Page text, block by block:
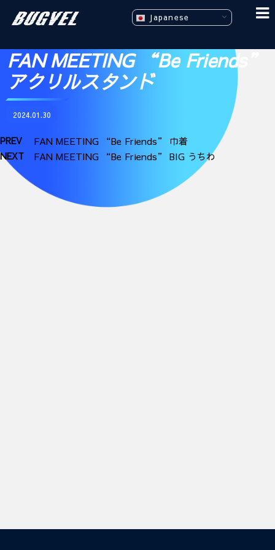
FAN MEETING “Be Friends”
アクリルスタンド
2024.01.30
PREV FAN MEETING “Be Friends” 巾着
NEXT FAN MEETING “Be Friends” BIG うちわ
Japanese